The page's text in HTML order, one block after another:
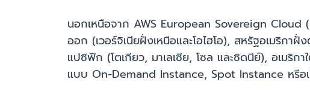
นอกเหนือจาก AWS European Sovereign Cloud
ออก (เวอร์จิเนียฝั่งเหนือและโอไฮโอ), สหรัฐอเมริก
แปซิฟิก (โตเกียว, มาเลเซีย, โซล และซิดนีย์), อเมริ
แบบ On-Demand Instance, Spot Instance หรือ